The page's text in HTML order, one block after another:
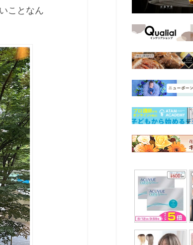
ことなん